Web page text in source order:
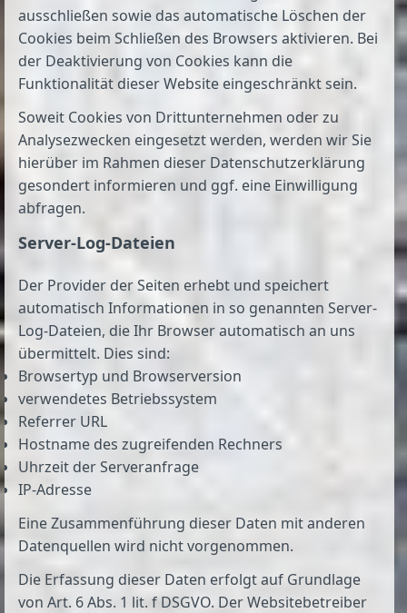
ausschließen sowie das automatische Löschen der
Cookies beim Schließen des Browsers aktivieren. Bei
der Deaktivierung von Cookies kann die
Funktionalität dieser Website eingeschränkt sein.
Soweit Cookies von Drittunternehmen oder zu
Analysezwecken eingesetzt werden, werden wir Sie
hierüber im Rahmen dieser Datenschutzerklärung
gesondert informieren und ggf. eine Einwilligung
abfragen.
Server-Log-Dateien
Der Provider der Seiten erhebt und speichert
automatisch Informationen in so genannten Server-
Log-Dateien, die Ihr Browser automatisch an uns
übermittelt. Dies sind:
Browsertyp und Browserversion
verwendetes Betriebssystem
Referrer URL
Hostname des zugreifenden Rechners
Uhrzeit der Serveranfrage
IP-Adresse
Eine Zusammenführung dieser Daten mit anderen
Datenquellen wird nicht vorgenommen.
Die Erfassung dieser Daten erfolgt auf Grundlage
von Art. 6 Abs. 1 lit. f DSGVO. Der Websitebetreiber